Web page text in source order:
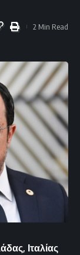
2 Min Read
Ιταλίας